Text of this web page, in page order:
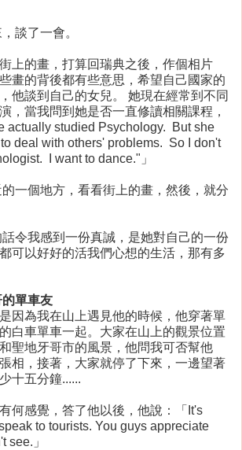
談了一會。
上的畫，打算回瑞典之後，作個相片
畫的背後都有些意思，希望自己國家的
他談到自己的女兒。 她現在經常到不同
，當我問到她是否一直修讀相關課程，
actually studied Psychology. But she
deal with others' problems. So I don't
I want to dance."」
一個地方，看看街上的畫，然後，就分
令我感到一份真誠，是她對自己的一份
可以好好的活我們心想的生活，那有多
單車友
因為我在山上遇見他的時候，他穿著單
白車單車一起。大家在山上的觀景位置
聖地牙哥市的風景，他問我可否幫他
相，接著，大家就停了下來，一邊望著
十五分鐘......
何感覺，答了他以後，他說：「It's
to tourists. You guys appreciate
see.」